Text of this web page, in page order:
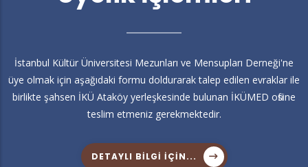
İstanbul Kültür Üniversitesi Mezunları ve Mensupları Derneği'ne
üye olmak için aşağıdaki formu doldurarak talep edilen evraklar ile
birlikte şahsen İKÜ Ataköy yerleşkesinde bulunan İKÜMED ofisine
teslim etmeniz gerekmektedir.
DETAYLI BILGI IÇIN...